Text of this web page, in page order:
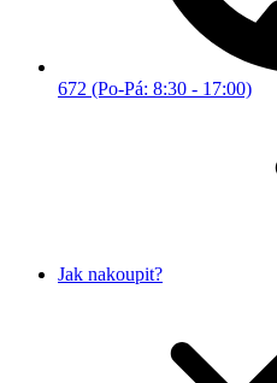
672 (Po-Pá: 8:30 - 17:00)
Jak nakoupit?